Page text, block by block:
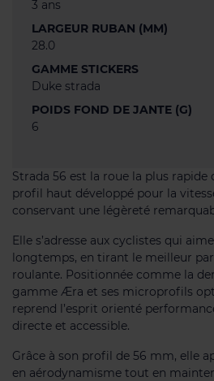
3 ans
LARGEUR RUBAN (MM)
28.0
GAMME STICKERS
Duke strada
POIDS FOND DE JANTE (G)
6
Strada 56 est la roue la plus rapide
profil haut développé pour la
conservant une légèreté
Elle s’adresse aux cyclistes qui
longtemps, en tirant le meilleur
roulante. Positionnée comme la
gamme Æra et ses microprofils
reprend l’esprit orienté
directe et accessible.
Grâce à son profil de 56 mm, elle
en aérodynamisme tout en